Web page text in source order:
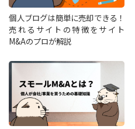
個人ブログは簡単に売却できる！
売れるサイトの特徴をサイト
M&Aのプロが解説